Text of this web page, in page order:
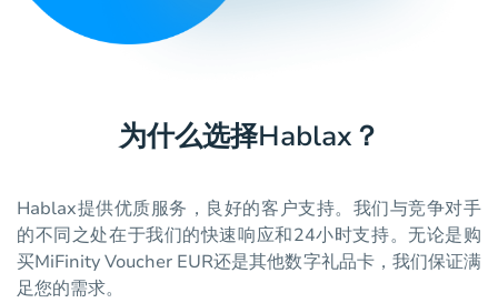
为什么选择Hablax？
Hablax提供优质服务，良好的客户支持。我们与竞争对手
的不同之处在于我们的快速响应和24小时支持。无论是购
买MiFinity Voucher EUR还是其他数字礼品卡，我们保证满
足您的需求。